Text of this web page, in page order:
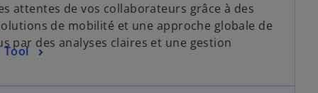
attentes de vos collaborateurs grâce à des
de mobilité et une approche globale de
par des analyses claires et une gestion
Tool